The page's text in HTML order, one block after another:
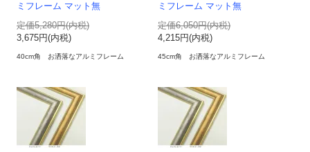
ミフレーム マット無
定価5,280円(内税)
3,675円(内税)
40cm角 お洒落なアルミフレーム
ミフレーム マット無
定価6,050円(内税)
4,215円(内税)
45cm角 お洒落なアルミフレーム